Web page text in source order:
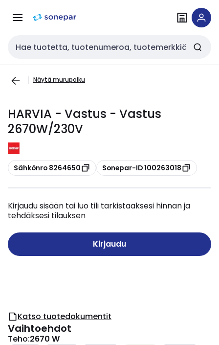
navigointiinsisältöön
Haku
Näytä murupolku
HARVIA - Vastus - Vastus
2670W/230V
Kopioi
Sähkönro 8264650 Kopioi
Sonepar-ID 100263018
Kirjaudu sisään tai luo tili tarkistaaksesi hinnan ja
tehdäksesi tilauksen
Kirjaudu
Katso tuotedokumentit
Vaihtoehdot
Teho:2670 W